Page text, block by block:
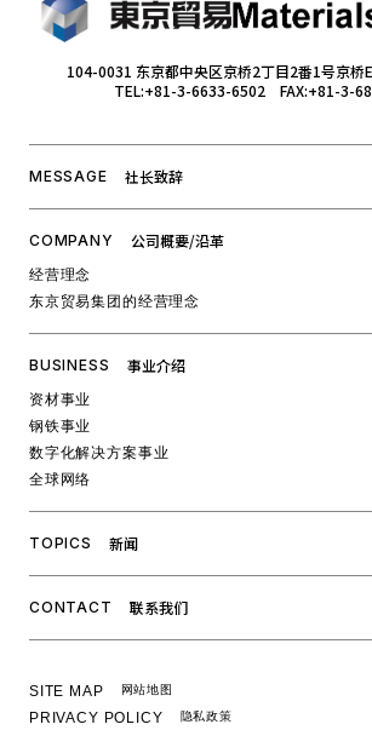
104-0031 东京都中央区京桥2丁目2番1号京桥
TEL:+81-3-6633-6502 FAX:+81-3-
MESSAGE 社长致辞
COMPANY 公司概要/沿革
经营理念
东京贸易集团的经营理念
BUSINESS 事业介绍
资材事业
钢铁事业
数字化解决方案事业
全球网络
TOPICS 新闻
CONTACT 联系我们
SITE MAP 网站地图
PRIVACY POLICY 隐私政策